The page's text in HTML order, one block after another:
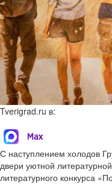
Tverigrad.ru в:
С наступлением холодов
двери уютной
литературного конкурса